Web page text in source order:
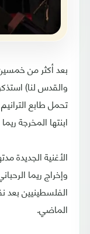
بعد أكثر من
والقدس لنا)
تحمل طابع
ابنتها المخرجة
الأغنية الجديدة
وإخراج ريما
الفلسطينيين بعد
الماضي.